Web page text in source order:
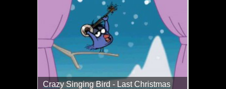
Crazy Singing Bird - Last Christmas